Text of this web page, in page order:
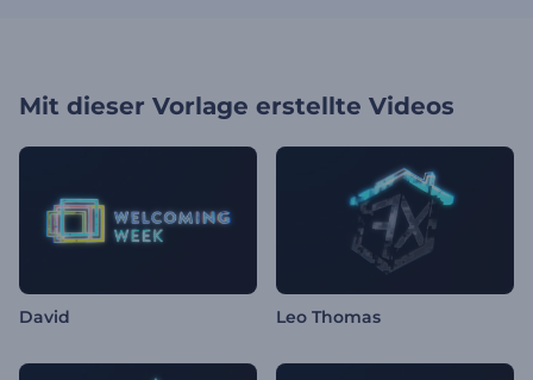
Mit dieser Vorlage erstellte Videos
David Leo Thomas